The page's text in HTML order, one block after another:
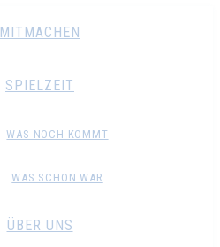
MITMACHEN
SPIELZEIT
WAS NOCH KOMMT
WAS SCHON WAR
ÜBER UNS